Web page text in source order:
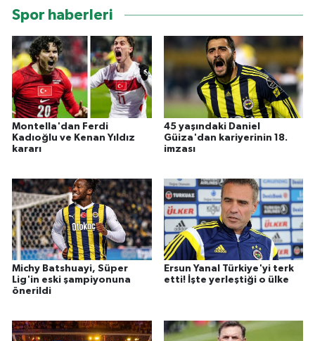
Spor haberleri
Montella'dan Ferdi
Kadıoğlu ve Kenan Yıldız
kararı
45 yaşındaki Daniel
Güiza'dan kariyerinin 18.
imzası
Michy Batshuayi, Süper
Lig'in eski şampiyonuna
önerildi
Ersun Yanal Türkiye'yi terk
etti! İşte yerleştiği o ülke